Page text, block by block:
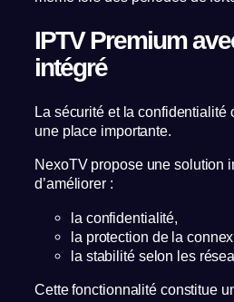
IPTV Premium
intégré
La sécurité et la confidentialité
une place importante.
NexoTV propose une solution
d’améliorer :
la confidentialité,
la protection de la
la stabilité selon les
Cette fonctionnalité constitue